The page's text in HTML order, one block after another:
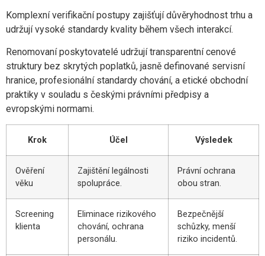
Komplexní verifikační postupy zajišťují důvěryhodnost trhu a
udržují vysoké standardy kvality během všech interakcí.
Renomovaní poskytovatelé udržují transparentní cenové
struktury bez skrytých poplatků, jasně definované servisní
hranice, profesionální standardy chování, a etické obchodní
praktiky v souladu s českými právními předpisy a
evropskými normami.
Krok Účel Výsledek
Ověření
věku
Zajištění legálnosti
spolupráce.
Právní ochrana
obou stran.
Screening
klienta
Eliminace rizikového
chování, ochrana
personálu.
Bezpečnější
schůzky, menší
riziko incidentů.